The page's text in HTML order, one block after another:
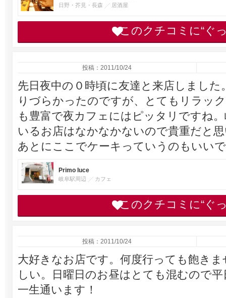
日野・芥見・長森 居酒屋
このクチコミに“ぐ
投稿：2011/10/24
先日夜中の０時頃に友達と来店しまし
りづらかったのですが、とてもリラッ
も豊富で夜カフェにはピッタリですね
いるお店はなかなかないので貴重だと
あとにここでケーキっていうのもいい
Primo luce
岐阜駅周辺 カフェ
このクチコミに“ぐ
投稿：2011/10/24
大好きなお店です。何度行っても飽き
しい。日曜日のお昼はとても混むので
一生通います！